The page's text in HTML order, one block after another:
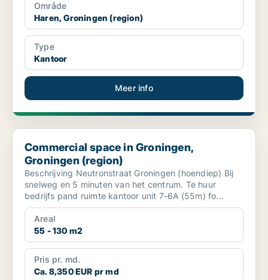
Område
Haren, Groningen (region)
Type
Kantoor
Meer info
Commercial space in Groningen, Groningen (region)
Commercial space in Groningen,
Groningen (region)
Beschrijving Neutronstraat Groningen (hoendiep) Bij
snelweg en 5 minuten van het centrum. Te huur
bedrijfs pand ruimte kantoor unit 7-6A (55m) fo...
Areal
55 - 130 m2
Pris pr. md.
Ca. 8,350 EUR pr md